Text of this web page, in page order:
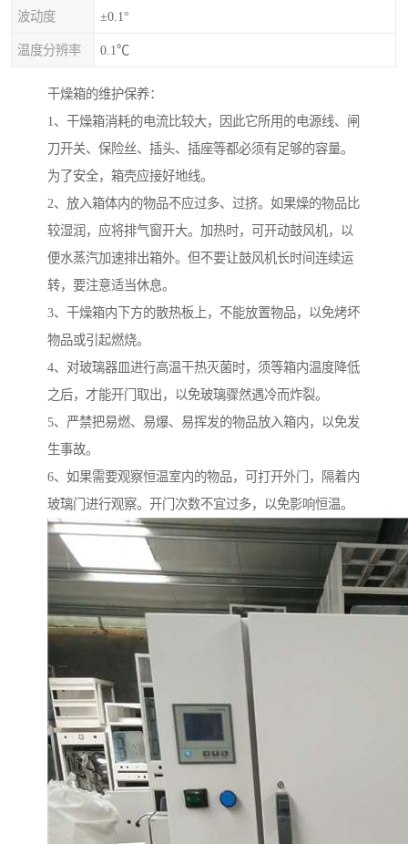
波动度 ±0.1°
温度分辨率 0.1℃
干燥箱的维护保养：
1、干燥箱消耗的电流比较大，因此它所用的电源线、闸
刀开关、保险丝、插头、插座等都必须有足够的容量。
为了安全，箱壳应接好地线。
2、放入箱体内的物品不应过多、过挤。如果燥的物品比
较湿润，应将排气窗开大。加热时，可开动鼓风机，以
便水蒸汽加速排出箱外。但不要让鼓风机长时间连续运
转，要注意适当休息。
3、干燥箱内下方的散热板上，不能放置物品，以免烤坏
物品或引起燃烧。
4、对玻璃器皿进行高温干热灭菌时，须等箱内温度降低
之后，才能开门取出，以免玻璃骤然遇冷而炸裂。
5、严禁把易燃、易爆、易挥发的物品放入箱内，以免发
生事故。
6、如果需要观察恒温室内的物品，可打开外门，隔着内
玻璃门进行观察。开门次数不宜过多，以免影响恒温。